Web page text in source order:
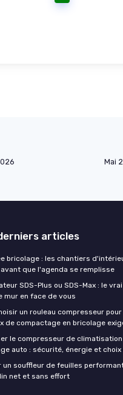
Mai
articles
bricolage : les chantiers
que l'agenda se remplisse
SDS-Plus ou SDS-Max : le
mur en face de vous
un rouleau compresseur pour
de compactage en bricolage
le compresseur de climatisation
auto : sécurité, énergie et choix
un souffleur de feuilles
net et sans effort